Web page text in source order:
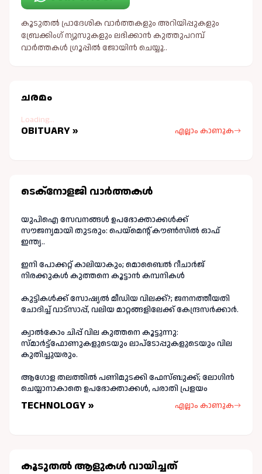
കൂടുതൽ പ്രാദേശിക വാർത്തകളും അറിയിപ്പുകളും
ബ്രേക്കിംഗ് ന്യൂസുകളും ലഭിക്കാൻ കുത്തുപറമ്പ്
വാർത്തകൾ ഗ്രൂപ്പിൽ ജോയിൻ ചെയ്യൂ..
ചരമം
Loading...
OBITUARY » എല്ലാം കാണുക
ടെക്നോളജി വാർത്തകള്‍
യുപിഐ സേവനങ്ങൾ ഉപഭോക്താക്കൾക്ക്
സൗജന്യമായി തുടരും: പെയ്മെന്റ് കൗൺസിൽ ഓഫ്
ഇന്ത്യ..
ഇനി പോക്കറ്റ് കാലിയാകും; മൊബൈൽ റീചാർജ്
നിരക്കുകൾ കുത്തനെ കൂട്ടാൻ കമ്പനികൾ
കുട്ടികൾക്ക് സോഷ്യൽ മീഡിയ വിലക്ക്?; ജനനത്തീയതി
ചോദിച്ച് വാട്‌സാപ്പ്, വലിയ മാറ്റങ്ങളിലേക്ക് കേന്ദ്രസർക്കാർ.
ക്വാൽകോം ചിപ്പ് വില കുത്തനെ കൂട്ടുന്നു:
സ്മാർട്ട്ഫോണുകളുടെയും ലാപ്ടോപ്പുകളുടെയും വില
കുതിച്ചുയരും.
ആഗോള തലത്തിൽ പണിമുടക്കി ഫേസ്ബുക്ക്; ലോഗിന്‍
ചെയ്യാനാകാതെ ഉപഭോക്താക്കള്‍, പരാതി പ്രളയം
TECHNOLOGY » എല്ലാം കാണുക
കൂടുതല്‍ ആളുകള്‍ വായിച്ചത്